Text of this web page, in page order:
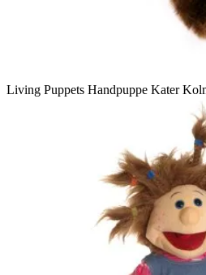
Living Puppets Handpuppe Kater